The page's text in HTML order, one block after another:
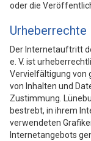
oder die
Urheberrechte
Der Internetauftritt
e. V. ist
Vervielfältigung von
von Inhalten und
Zustimmung.
bestrebt, in ihrem
verwendeten
Internetangebots